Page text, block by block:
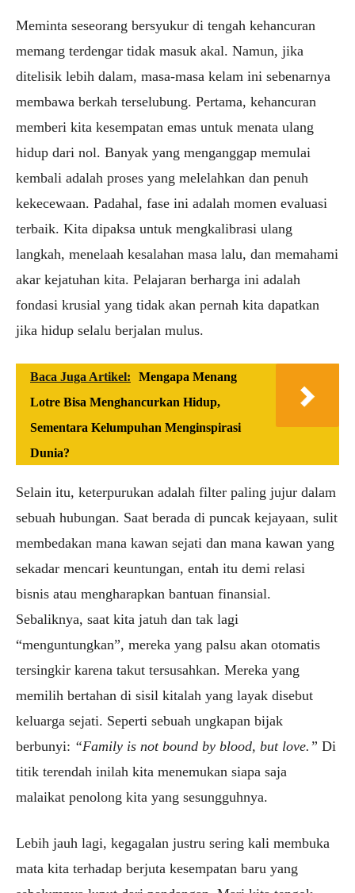
Meminta seseorang bersyukur di tengah kehancuran
memang terdengar tidak masuk akal. Namun, jika
ditelisik lebih dalam, masa-masa kelam ini sebenarnya
membawa berkah terselubung. Pertama, kehancuran
memberi kita kesempatan emas untuk menata ulang
hidup dari nol. Banyak yang menganggap memulai
kembali adalah proses yang melelahkan dan penuh
kekecewaan. Padahal, fase ini adalah momen evaluasi
terbaik. Kita dipaksa untuk mengkalibrasi ulang
langkah, menelaah kesalahan masa lalu, dan memahami
akar kejatuhan kita. Pelajaran berharga ini adalah
fondasi krusial yang tidak akan pernah kita dapatkan
jika hidup selalu berjalan mulus.
Baca Juga Artikel:
Mengapa Menang
Lotre Bisa Menghancurkan Hidup,
Sementara Kelumpuhan Menginspirasi
Dunia?
Selain itu, keterpurukan adalah filter paling jujur dalam
sebuah hubungan. Saat berada di puncak kejayaan, sulit
membedakan mana kawan sejati dan mana kawan yang
sekadar mencari keuntungan, entah itu demi relasi
bisnis atau mengharapkan bantuan finansial.
Sebaliknya, saat kita jatuh dan tak lagi
“menguntungkan”, mereka yang palsu akan otomatis
tersingkir karena takut tersusahkan. Mereka yang
memilih bertahan di sisil kitalah yang layak disebut
keluarga sejati. Seperti sebuah ungkapan bijak
berbunyi: “Family is not bound by blood, but love.” Di
titik terendah inilah kita menemukan siapa saja
malaikat penolong kita yang sesungguhnya.
Lebih jauh lagi, kegagalan justru sering kali membuka
mata kita terhadap berjuta kesempatan baru yang